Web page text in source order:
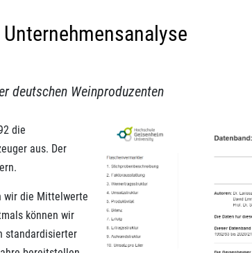
deutschen Weinproduzenten
die
aus. Der
wir die Mittelwerte
können wir
standardisierter